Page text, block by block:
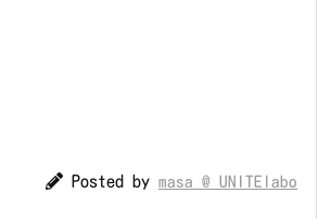
Posted by masa @ UNITElabo